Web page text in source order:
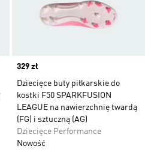
Price
329 zł
Dziecięce buty piłkarskie do
kostki F50 SPARKFUSION
LEAGUE na nawierzchnię twardą
(FG) i sztuczną (AG)
Dziecięce Performance
Nowość